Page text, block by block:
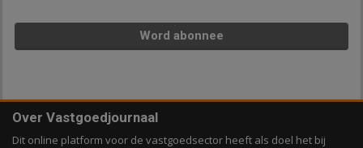
Word abonnee
Over Vastgoedjournaal
Dit online platform voor de vastgoedsector heeft als doel het bij